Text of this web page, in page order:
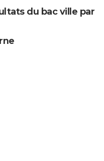
du bac ville par